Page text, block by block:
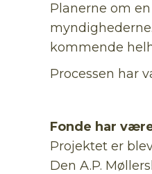
Planerne om
kommende
Processen har
Fonde har
Projektet er
Den A.P.